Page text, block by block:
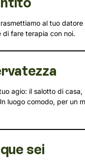
al tuo datore
di fare terapia con noi.
agio: il salotto di casa,
luogo comodo, per un
sei